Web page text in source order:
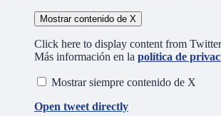
Mostrar contenido de X
Click here to display content from
Más información en la política de
Mostrar siempre contenido de X
Open tweet directly